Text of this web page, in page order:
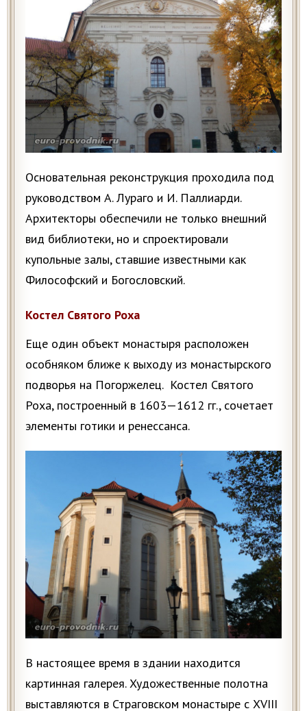
Основательная реконструкция проходила под
руководством А. Лураго и И. Паллиарди.
Архитекторы обеспечили не только внешний
вид библиотеки, но и спроектировали
купольные залы, ставшие известными как
Философский и Богословский.
Костел Святого Роха
Еще один объект монастыря расположен
особняком ближе к выходу из монастырского
подворья на Погоржелец. Костел Святого
Роха, построенный в 1603—1612 гг., сочетает
элементы готики и ренессанса.
В настоящее время в здании находится
картинная галерея. Художественные полотна
выставляются в Страговском монастыре с XVIII